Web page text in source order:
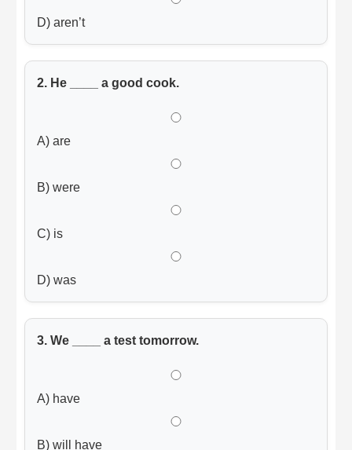
D) aren’t
2. He ____ a good cook.
A) are
B) were
C) is
D) was
3. We ____ a test tomorrow.
A) have
B) will have